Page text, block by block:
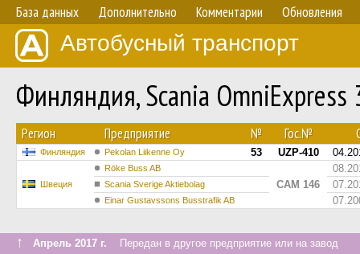
База данных Дополнительно Комментарии Обновления
Автобусный транспорт
Финляндия, Scania
Регион Предприятие № Гос.№
Финляндия Pekolan Liikenne Oy 53 UZP-410
Швеция
Röke Buss AB
CAM 146
Scania Sverige Aktiebolag
Einar Gustavssons Busstrafik AB
↑ Апрель 2017 г. Передан в другое предприятие или на завод